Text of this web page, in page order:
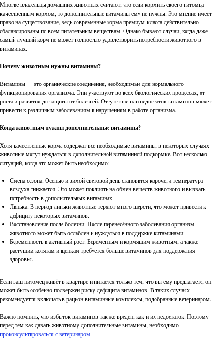
Многие владельцы домашних животных считают, что если кормить своего питомца
качественным кормом, то дополнительные витамины ему не нужны. Это мнение имеет
право на существование, ведь современные корма премиум-класса действительно
сбалансированы по всем питательным веществам. Однако бывают случаи, когда даже
самый лучший корм не может полностью удовлетворить потребности животного в
витаминах.
Почему животным нужны витамины?
Витамины — это органические соединения, необходимые для нормального
функционирования организма. Они участвуют во всех биологических процессах, от
роста и развития до защиты от болезней. Отсутствие или недостаток витаминов может
привести к различным заболеваниям и нарушениям в работе организма.
Когда животным нужны дополнительные витамины?
Хотя качественные корма содержат все необходимые витамины, в некоторых случаях
животные могут нуждаться в дополнительной витаминной подкормке. Вот несколько
ситуаций, когда это может быть необходимо:
Смена сезона. Осенью и зимой световой день становится короче, а температура
воздуха снижается. Это может повлиять на обмен веществ животного и вызвать
потребность в дополнительных витаминах.
Линька. В период линьки животные теряют много шерсти, что может привести к
дефициту некоторых витаминов.
Восстановление после болезни. После перенесённого заболевания организм
животного может быть ослаблен и нуждаться в поддержке витаминами.
Беременность и активный рост. Беременным и кормящим животным, а также
растущим котятам и щенкам требуется больше витаминов для поддержания
здоровья.
Если ваш питомец живёт в квартире и питается только тем, что вы ему предлагаете, он
может быть особенно подвержен риску дефицита витаминов. В таких случаях
рекомендуется включать в рацион витаминные комплексы, подобранные ветеринаром.
Важно помнить, что избыток витаминов так же вреден, как и их недостаток. Поэтому
перед тем как давать животному дополнительные витамины, необходимо
проконсультироваться с ветеринаром.